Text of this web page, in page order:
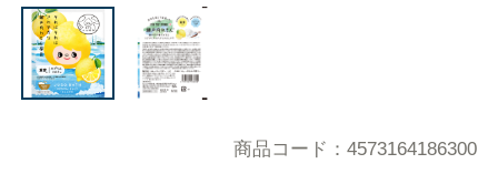
商品コード 4573164186300